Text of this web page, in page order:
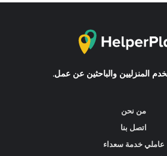
المنزليين والباحثين عن عمل.
من نحن
اتصل بنا
عاملي خدمة سعداء